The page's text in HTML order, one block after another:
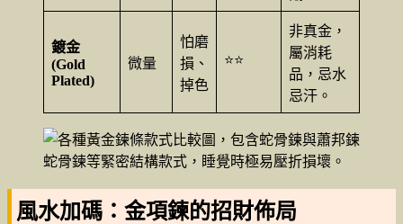
鍍金
(Gold
Plated)
微量
怕磨
損、
掉色
⭐⭐
非真金，
屬消耗
品，忌水
忌汗。
蛇骨鍊等緊密結構款式，睡覺時極易壓折損壞。
風水加碼：金項鍊的招財佈局